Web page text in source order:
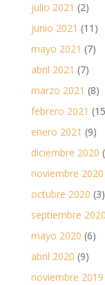
julio 2021 (2)
junio 2021 (11)
mayo 2021 (7)
abril 2021 (7)
marzo 2021 (8)
febrero 2021
enero 2021 (9)
diciembre 2020
noviembre 2020
octubre 2020 (3)
septiembre 2020
mayo 2020 (6)
abril 2020 (9)
noviembre 2019